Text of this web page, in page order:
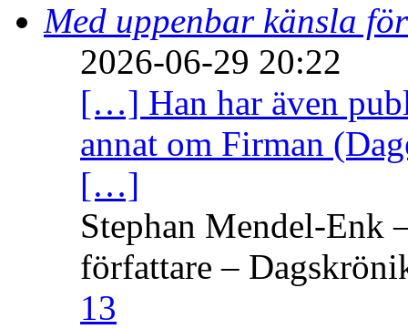
Med uppenbar känsla
2026-06-29 20:22
[…] Han har även
annat om Firman
[…]
Stephan Mendel-Enk
författare –
13